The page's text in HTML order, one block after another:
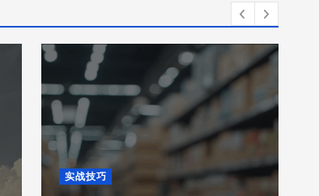
实战技巧